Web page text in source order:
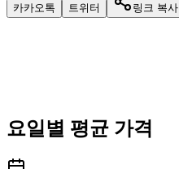
카카오톡 트위터 링크 복사
요일별 평균 가격